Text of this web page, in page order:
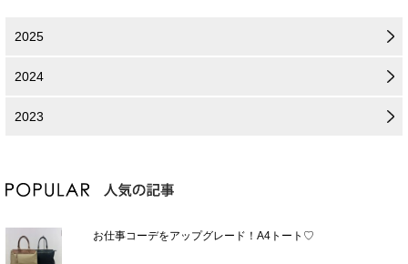
2025
2024
2023
お仕事コーデをアップグレード！A4トート♡